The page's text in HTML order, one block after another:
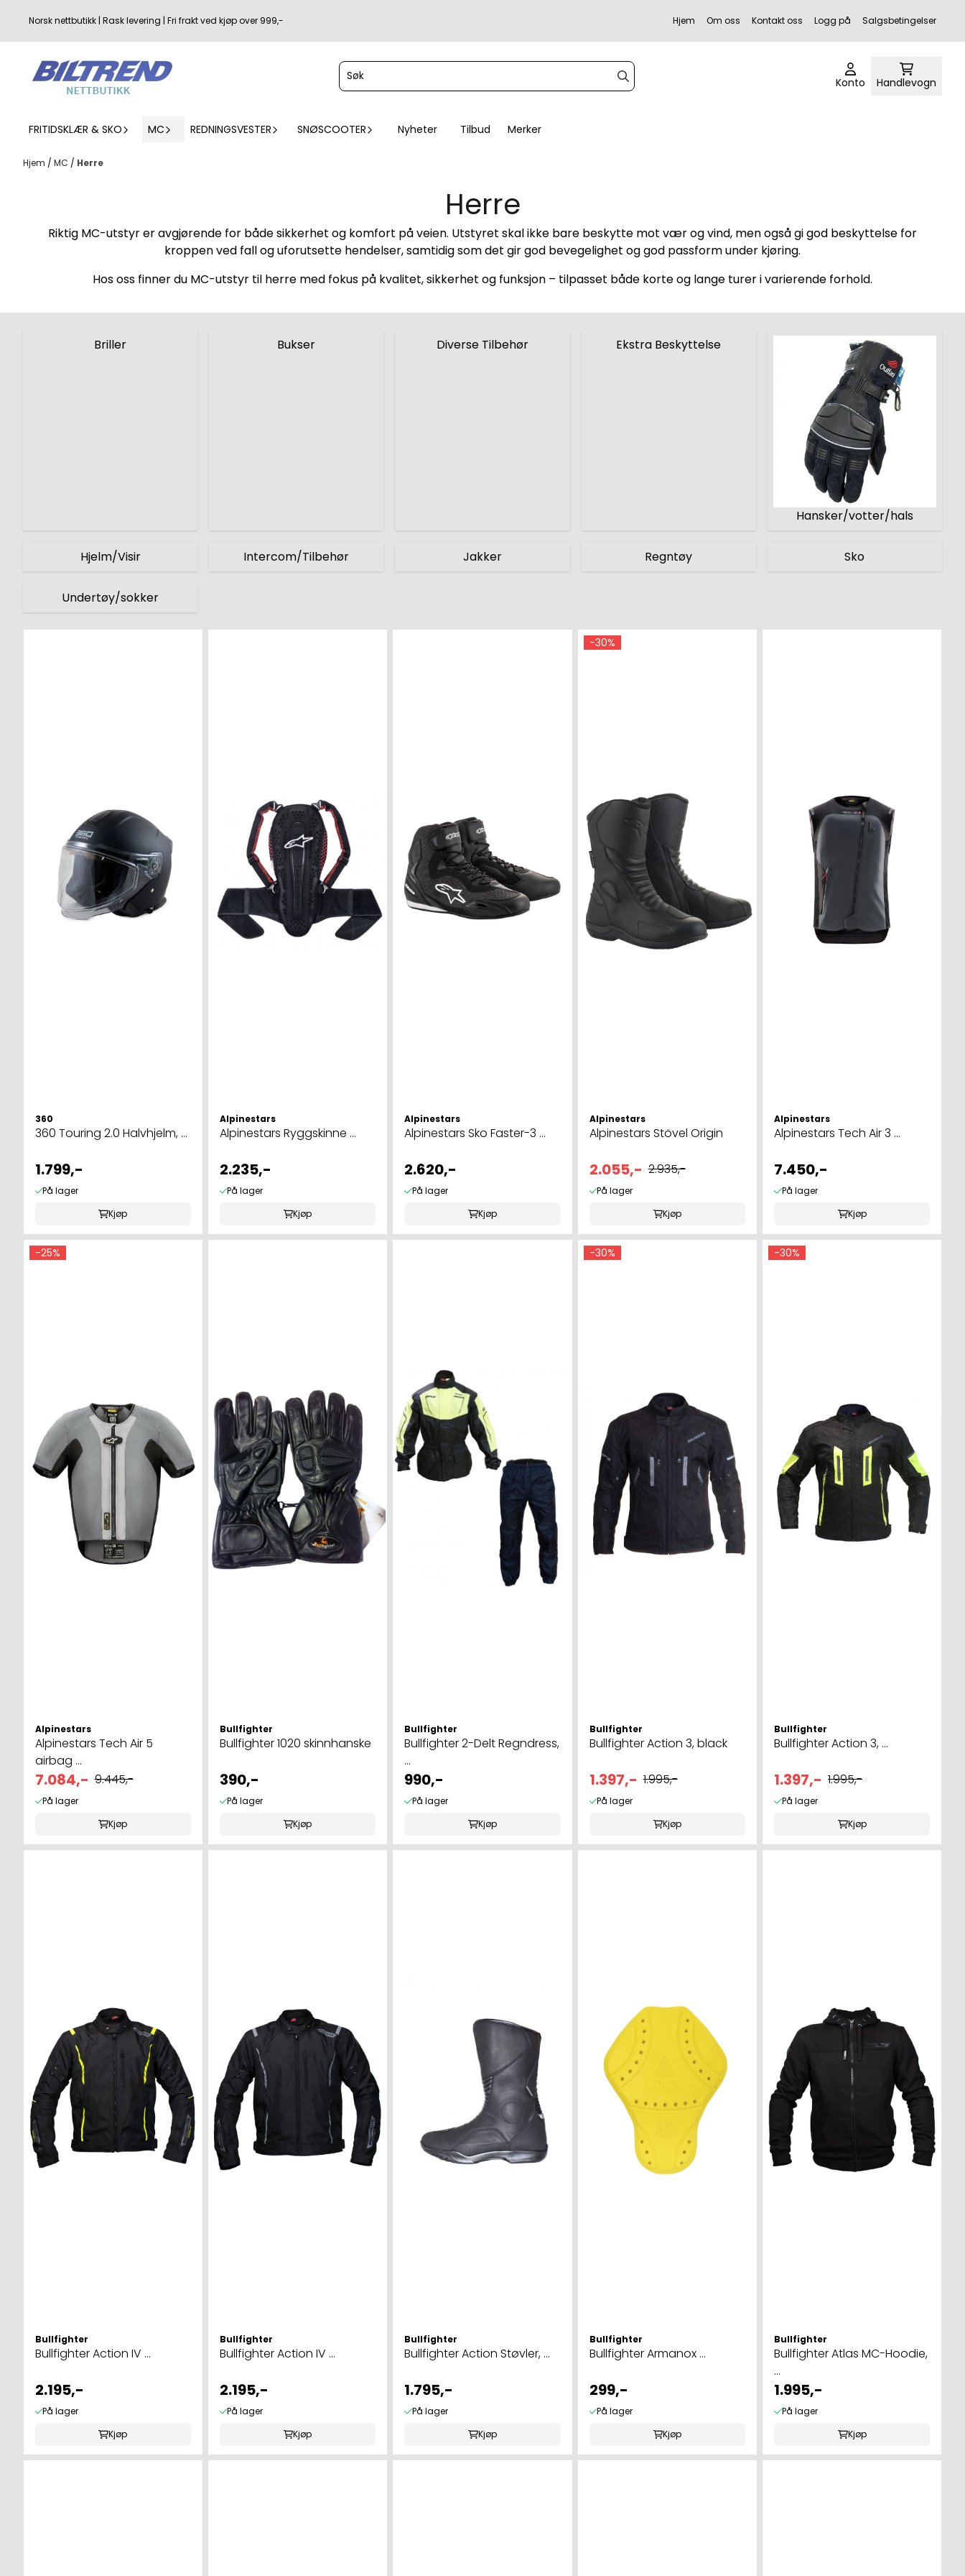
Hopp til innhold
Norsk nettbutikk | Rask levering | Fri frakt ved kjøp over 999,- Hjem Om oss Kontakt oss Logg på Salgsbetingelser
Konto Handlevogn
FRITIDSKLÆR & SKO MC REDNINGSVESTER SNØSCOOTER Nyheter Tilbud Merker
Hjem / MC / Herre
Herre
Riktig MC-utstyr er avgjørende for både sikkerhet og komfort på veien. Utstyret skal ikke bare beskytte mot vær og vind, men også gi god beskyttelse for
kroppen ved fall og uforutsette hendelser, samtidig som det gir god bevegelighet og god passform under kjøring.
Hos oss finner du MC-utstyr til herre med fokus på kvalitet, sikkerhet og funksjon – tilpasset både korte og lange turer i varierende forhold.
Briller Bukser Diverse Tilbehør Ekstra Beskyttelse
Hansker/votter/hals
Hjelm/Visir Intercom/Tilbehør Jakker Regntøy Sko
Undertøy/sokker
360
360 Touring 2.0 Halvhjelm, ...
1.799,-
På lager
Kjøp
Alpinestars
Alpinestars Ryggskinne ...
2.235,-
På lager
Kjøp
Alpinestars
Alpinestars Sko Faster-3 ...
2.620,-
På lager
Kjøp
-30%
Alpinestars
Alpinestars Stövel Origin
2.055,- 2.935,-
På lager
Kjøp
Alpinestars
Alpinestars Tech Air 3 ...
7.450,-
På lager
Kjøp
-25%
Alpinestars
Alpinestars Tech Air 5
airbag ...
7.084,- 9.445,-
På lager
Kjøp
Bullfighter
Bullfighter 1020 skinnhanske
390,-
På lager
Kjøp
Bullfighter
Bullfighter 2-Delt Regndress,
...
990,-
På lager
Kjøp
-30%
Bullfighter
Bullfighter Action 3, black
1.397,- 1.995,-
På lager
Kjøp
-30%
Bullfighter
Bullfighter Action 3, ...
1.397,- 1.995,-
På lager
Kjøp
Bullfighter
Bullfighter Action IV ...
2.195,-
På lager
Kjøp
Bullfighter
Bullfighter Action IV ...
2.195,-
På lager
Kjøp
Bullfighter
Bullfighter Action Støvler, ...
1.795,-
På lager
Kjøp
Bullfighter
Bullfighter Armanox ...
299,-
På lager
Kjøp
Bullfighter
Bullfighter Atlas MC-Hoodie,
...
1.995,-
På lager
Kjøp